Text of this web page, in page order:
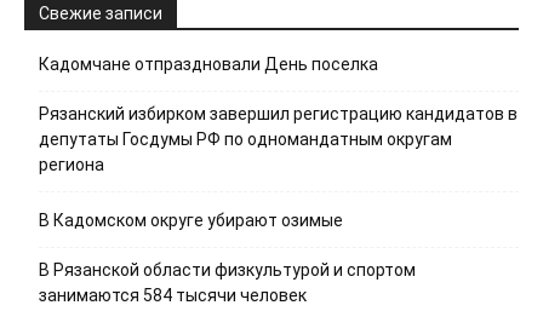
Свежие записи
Кадомчане отпраздновали День поселка
Рязанский избирком завершил регистрацию кандидатов в
депутаты Госдумы РФ по одномандатным округам
региона
В Кадомском округе убирают озимые
В Рязанской области физкультурой и спортом
занимаются 584 тысячи человек